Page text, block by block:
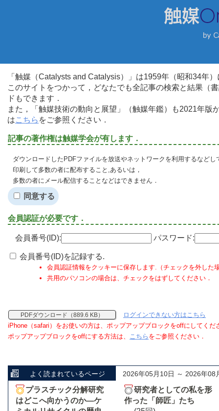
「触媒（Catalysts and Catalysis）」は1959年（昭和34年
このサイトをつかって，どなたでも全記事の検索と結果（
ドもできます．
また，「触媒技術の動向と展望」（触媒年鑑）も2021年
はこちら をご参照ください．
記事の著作権は触媒学会が有します．
ダウンロードしたPDFファイルを放送やネットワークを利用するなど
印刷して多数の者に配布すること,あるいは，
多数の者にメール配信することなどはできません．
同意する
会員認証が必要です．
会員番号(ID): パスワード:
会員番号(ID)を記録する.
会員認証情報をクッキーに保存します.（チェックを外した
共用のパソコンの場合は、チェックをはずしてください．
PDFダウンロード（889.6 KB）
ログインできない方はこちら
iPhone（safari）をお使いの方は、ポップアップブロックをoffにしてくだ
ポップアップブロックをoffにする方法は、 こちら をご参照ください．
よく読まれているページ 2026年05月10日 ～ 2026年08
プラスチック分解研究
はどこへ向かうのか―ケ
研究者としての私を形
作った「師匠」たち